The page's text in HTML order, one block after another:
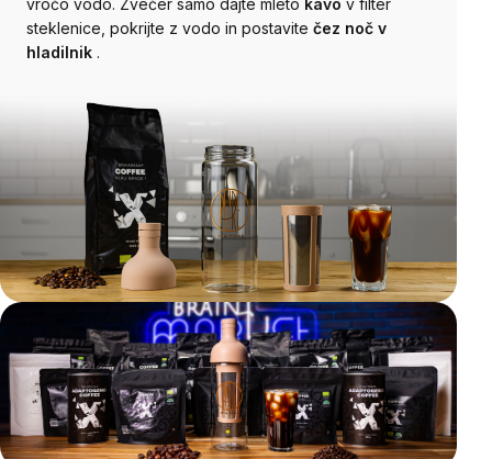
vročo vodo. Zvečer samo dajte mleto kavo v filter
steklenice, pokrijte z vodo in postavite čez noč v
hladilnik .